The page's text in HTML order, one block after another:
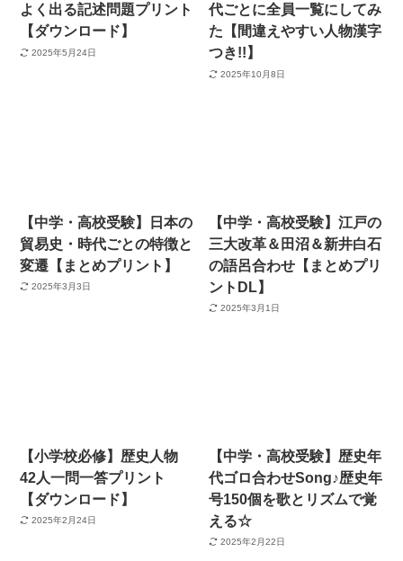
よく出る記述問題プリント
【ダウンロード】
2025年5月24日
代ごとに全員一覧にしてみ
た【間違えやすい人物漢字
つき!!】
2025年10月8日
【中学・高校受験】日本の
貿易史・時代ごとの特徴と
変遷【まとめプリント】
2025年3月3日
【中学・高校受験】江戸の
三大改革＆田沼＆新井白石
の語呂合わせ【まとめプリ
ントDL】
2025年3月1日
【小学校必修】歴史人物
42人一問一答プリント
【ダウンロード】
2025年2月24日
【中学・高校受験】歴史年
代ゴロ合わせSong♪歴史年
号150個を歌とリズムで覚
える☆
2025年2月22日